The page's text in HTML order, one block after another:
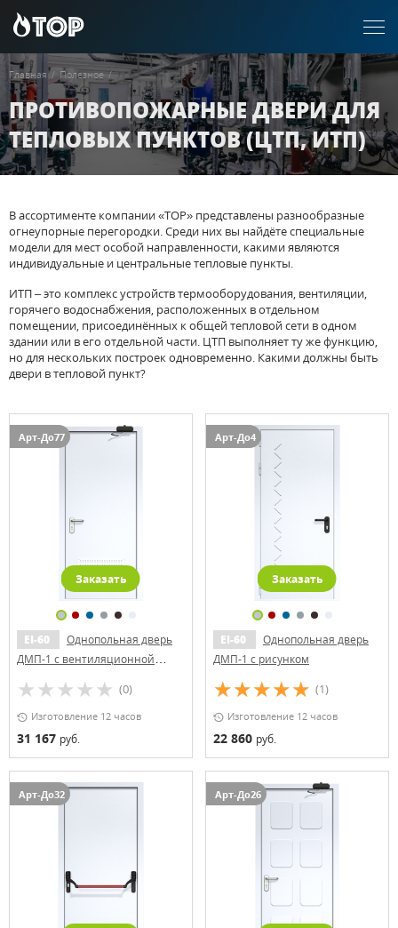
Главная / Полезное /
ПРОТИВОПОЖАРНЫЕ ДВЕРИ ДЛЯ
ТЕПЛОВЫХ ПУНКТОВ (ЦТП, ИТП)
В ассортименте компании «ТОР» представлены разнообразные
огнеупорные перегородки. Среди них вы найдёте специальные
модели для мест особой направленности, какими являются
индивидуальные и центральные тепловые пункты.
ИТП – это комплекс устройств термооборудования, вентиляции,
горячего водоснабжения, расположенных в отдельном
помещении, присоединённых к общей тепловой сети в одном
здании или в его отдельной части. ЦТП выполняет ту же функцию,
но для нескольких построек одновременно. Какими должны быть
двери в тепловой пункт?
Арт-До77
Заказать
EI-60
Однопольная дверь
ДМП-1 с вентиляционной
решеткой и доводчиком (ручки
«хром»)
(0)
Изготовление 12 часов
31 167 руб.
Арт-До4
Заказать
EI-60
Однопольная дверь
ДМП-1 с рисунком
(1)
Изготовление 12 часов
22 860 руб.
Арт-До32 Арт-До26